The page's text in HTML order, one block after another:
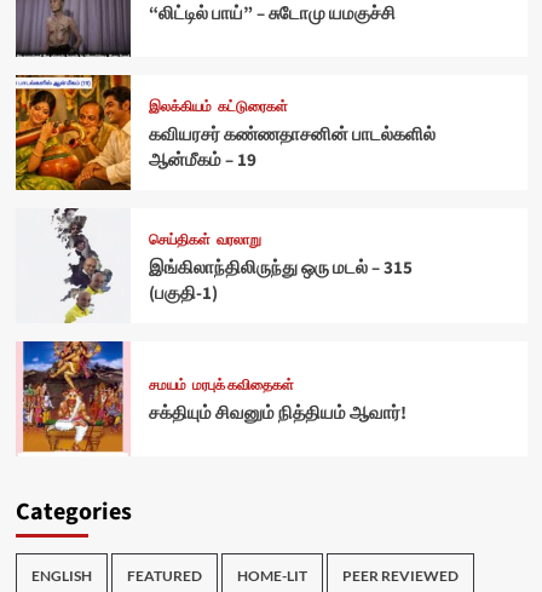
“லிட்டில் பாய்” – சுடோமு யமகுச்சி
இலக்கியம் கட்டுரைகள்
கவியரசர் கண்ணதாசனின் பாடல்களில்
ஆன்மீகம் – 19
செய்திகள் வரலாறு
இங்கிலாந்திலிருந்து ஒரு மடல் – 315
(பகுதி-1)
சமயம் மரபுக் கவிதைகள்
சக்தியும் சிவனும் நித்தியம் ஆவார்!
Categories
ENGLISH FEATURED HOME-LIT PEER REVIEWED